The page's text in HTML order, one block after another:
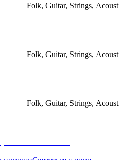
Folk, Guitar, Strings,
Folk, Guitar, Strings,
Folk, Guitar, Strings,